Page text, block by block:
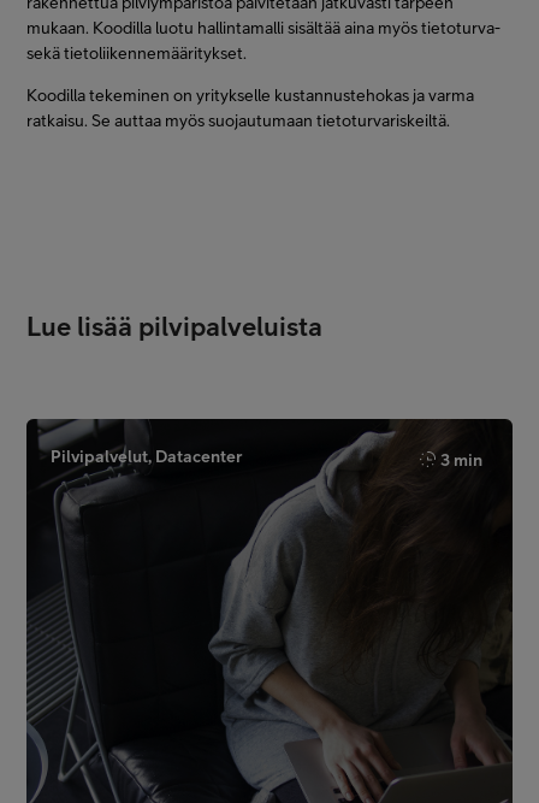
mukaan. Koodilla luotu hallintamalli sisältää aina myös tietoturva-
sekä tietoliikennemääritykset.
Koodilla tekeminen on yritykselle kustannustehokas ja varma
ratkaisu. Se auttaa myös suojautumaan tietoturvariskeiltä.
Lue lisää pilvipalveluista
Pilvipalvelut, Datacenter 3 min